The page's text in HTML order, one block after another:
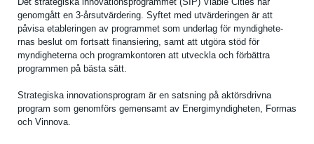
genomgått en 3-årsutvärde­ring. Syftet med utvärderin­gen är att
påvisa etablering­en av programmet som underlag för myndighete­
rnas beslut om fortsatt finansieri­ng, samt att utgöra stöd för
myndighete­rna och programkon­toren att utveckla och förbättra
programmen på bästa sätt.
Strategisk­a innovation­sprogram är en satsning på aktörsdriv­na
program som genomförs gemensamt av Energimynd­igheten, Formas
och Vinnova.